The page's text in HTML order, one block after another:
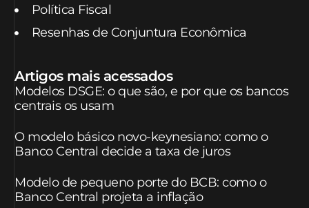
Política Fiscal
Resenhas de Conjuntura Econômica
Artigos mais acessados
Modelos DSGE: o que são, e por que os bancos
centrais os usam
O modelo básico novo-keynesiano: como o
Banco Central decide a taxa de juros
Modelo de pequeno porte do BCB: como o
Banco Central projeta a inflação